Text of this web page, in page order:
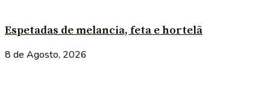
Espetadas de melancia, feta e hortelã
8 de Agosto, 2026